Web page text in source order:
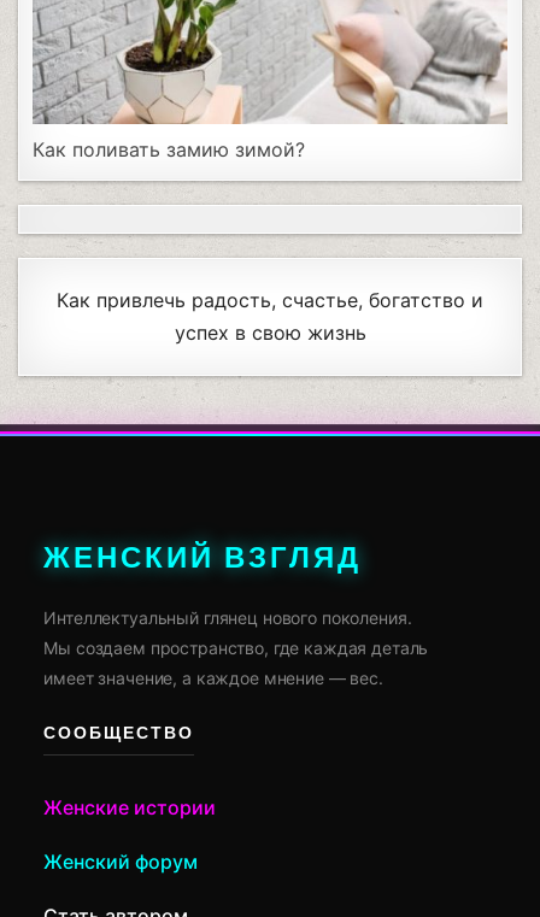
Как поливать замию зимой?
Как привлечь радость, счастье, богатство и
успех в свою жизнь
ЖЕНСКИЙ ВЗГЛЯД
Интеллектуальный глянец нового поколения.
Мы создаем пространство, где каждая деталь
имеет значение, а каждое мнение — вес.
СООБЩЕСТВО
Женские истории
Женский форум